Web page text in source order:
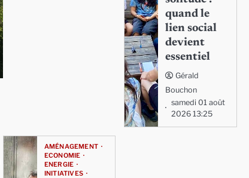
quand le
lien social
devient
essentiel
Gérald
Bouchon
samedi 01 août
2026 13:25
AMÉNAGEMENT
ECONOMIE
ENERGIE
INITIATIVES